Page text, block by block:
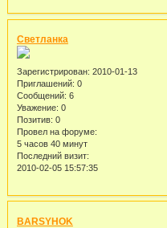
Cветланка
Зарегистрирован: 2010-01-13
Приглашений: 0
Сообщений: 6
Уважение: 0
Позитив: 0
Провел на форуме:
5 часов 40 минут
Последний визит:
2010-02-05 15:57:35
BARSYHOK